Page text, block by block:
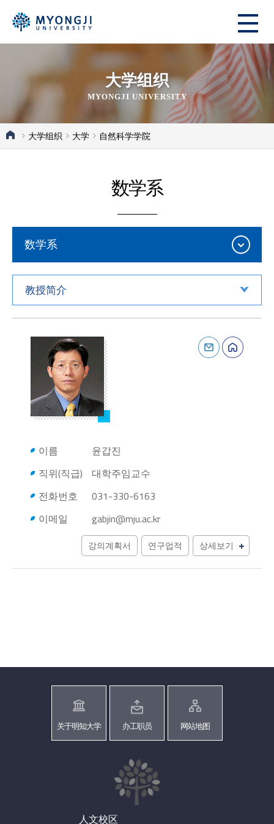
大学组织
MYONGJI UNIVERSITY
大学组织 大学 自然科学学院
数学系
数学系
教授简介
이름
윤갑진
직위(직급)
대학주임교수
전화번호
031-330-6163
이메일
gabjin@mju.ac.kr
강의계획서 연구업적 상세보기
关于明知大学 办工职员 网站地图
人文校区